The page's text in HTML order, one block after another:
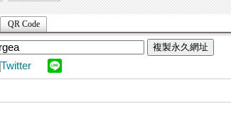
QR Code
複製永久網址
Twitter